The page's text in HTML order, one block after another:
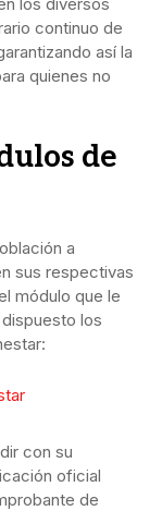
continuo de
así la
quienes no
de
a
sus respectivas
módulo que le
los
con su
oficial
de